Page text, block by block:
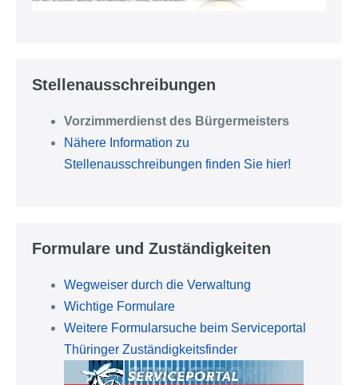
Stellenausschreibungen
Vorzimmerdienst des Bürgermeisters
Nähere Information zu
Stellenausschreibungen finden Sie hier!
Formulare und Zuständigkeiten
Wegweiser durch die Verwaltung
Wichtige Formulare
Weitere Formularsuche beim Serviceportal
Thüringer Zuständigkeitsfinder